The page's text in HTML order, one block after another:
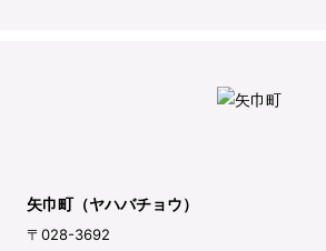
矢巾町（ヤハバチョウ）
〒028-3692